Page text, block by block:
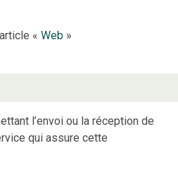
« Web»
l’envoi ou la réception de
qui assure cette